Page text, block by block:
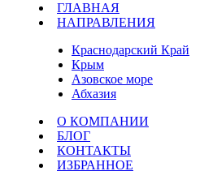
ГЛАВНАЯ
НАПРАВЛЕНИЯ
Краснодарский Край
Крым
Азовское море
Абхазия
О КОМПАНИИ
БЛОГ
КОНТАКТЫ
ИЗБРАННОЕ